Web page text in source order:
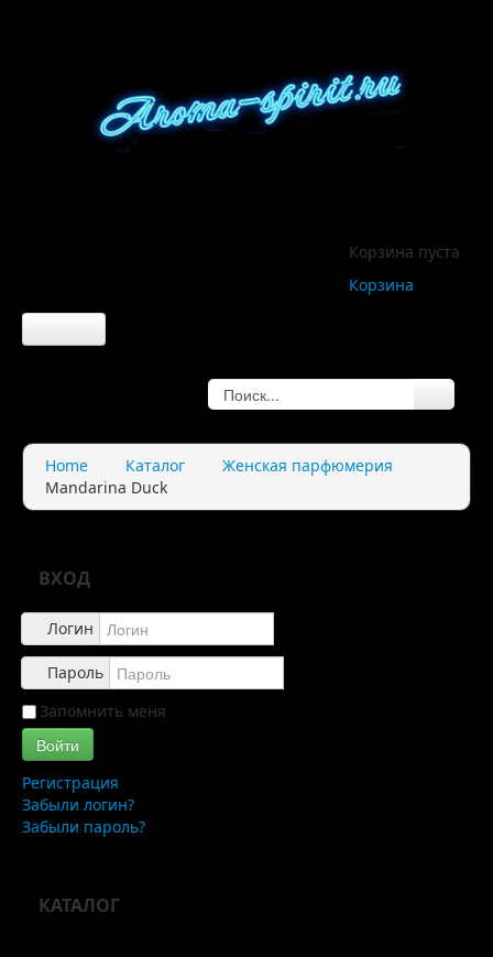
Корзина пуста
Корзина
О нас
Доставка
Обзоры
Каталог
Контакты
Home Каталог
Женская парфюмерия
Mandarina Duck
ВХОД
Логин
Пароль
Запомнить меня
Войти
Регистрация
Забыли логин?
Забыли пароль?
КАТАЛОГ